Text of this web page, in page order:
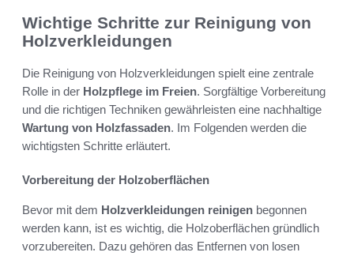
Wichtige Schritte zur Reinigung von
Holzverkleidungen
Die Reinigung von Holzverkleidungen spielt eine zentrale
Rolle in der Holzpflege im Freien. Sorgfältige Vorbereitung
und die richtigen Techniken gewährleisten eine nachhaltige
Wartung von Holzfassaden. Im Folgenden werden die
wichtigsten Schritte erläutert.
Vorbereitung der Holzoberflächen
Bevor mit dem Holzverkleidungen reinigen begonnen
werden kann, ist es wichtig, die Holzoberflächen gründlich
vorzubereiten. Dazu gehören das Entfernen von losen